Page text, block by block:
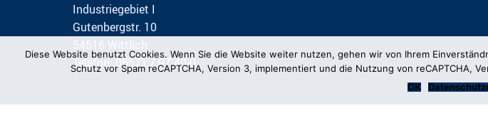
Industriegebiet I
Gutenbergstr. 10
Telefon: 06571 / 97 40-0
Diese Website benutzt Cookies. Wenn Sie die Website weiter nutzen, gehen wir von Ihrem
Schutz vor Spam reCAPTCHA, Version 3, implementiert und die Nutzung von reCAPTCHA,
OK